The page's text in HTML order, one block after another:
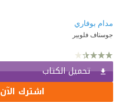
مدام بوفاري
جوستاف فلوبير
تحميل الكتاب
اشترك الآن